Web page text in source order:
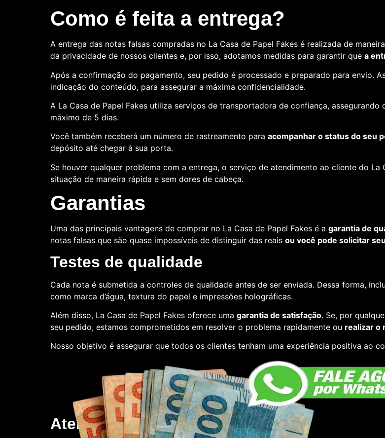
Como é feita a entrega?
A entrega das notas falsas compradas no La Casa de Papel Fakes é realizada de
da privacidade de nossos clientes e, por isso, adotamos medidas para garantir que a
Após a confirmação do pagamento, seu pedido é processado e preparado para envio.
indicação do conteúdo, para assegurar a máxima confidencialidade.
A La Casa de Papel Fakes utiliza serviços de transportadora de confiança,
máximo de 5 dias.
Você também receberá um número de rastreamento para acompanhar o status do seu
depósito até chegar à sua porta.
Se houver qualquer problema com a entrega, o serviço de atendimento ao cliente do
situação de maneira rápida e sem dores de cabeça.
Garantias
Uma das principais vantagens de comprar no La Casa de Papel Fakes é a garantia de
notas falsas que são quase impossíveis de distinguir das reais ou você pode solicitar
Testes de qualidade
Cada nota é submetida a controles de qualidade antes de ser enviada. Dessa forma,
como marca d’água, textura do papel e impressões holográficas.
Além disso, La Casa de Papel Fakes oferece uma garantia de satisfação. Se, por
seu pedido, estamos comprometidos em resolver o problema rapidamente ou realizar o
Nosso objetivo é assegurar que todos os clientes tenham uma experiência positiva ao
Atendimento ao cliente